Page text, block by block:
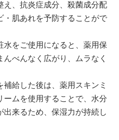
え、抗炎症成分、殺菌成分配
・肌あれを予防することがで
水をご使用になると、薬用保
べんなく広がり、ムラなく
補給した後は、薬用スキンミ
ームを使用することで、水分
出来るため、保湿力が持続し